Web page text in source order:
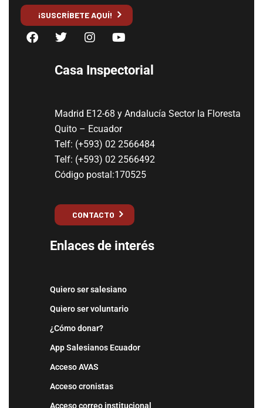
¡SUSCRÍBETE AQUÍ!
Casa Inspectorial
Madrid E12-68 y Andalucía Sector la Floresta
Quito – Ecuador
Telf: (+593) 02 2566484
Telf: (+593) 02 2566492
Código postal:170525
CONTACTO
Enlaces de interés
Quiero ser salesiano
Quiero ser voluntario
¿Cómo donar?
App Salesianos Ecuador
Acceso AVAS
Acceso cronistas